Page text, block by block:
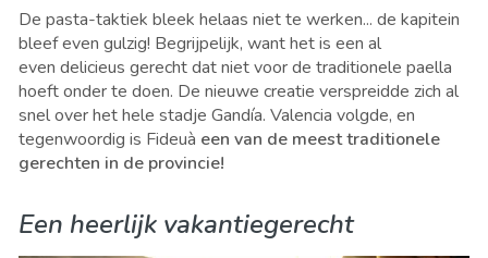
De pasta-taktiek bleek helaas niet te werken... de kapitein
bleef even gulzig! Begrijpelijk, want het is een al
even delicieus gerecht dat niet voor de traditionele paella
hoeft onder te doen. De nieuwe creatie verspreidde zich al
snel over het hele stadje Gandía. Valencia volgde, en
tegenwoordig is Fideuà een van de meest traditionele
gerechten in de provincie!
Een heerlijk vakantiegerecht